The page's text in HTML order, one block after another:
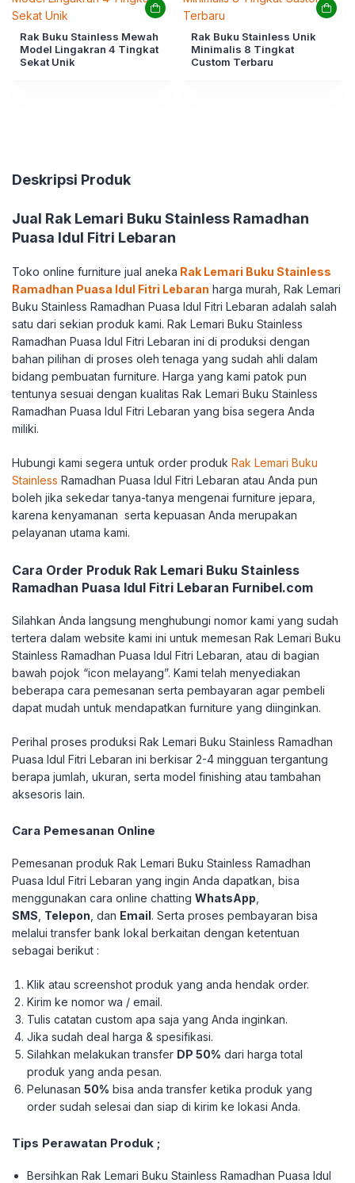
Rak Buku Stainless Mewah
Model Lingakran 4 Tingkat
Sekat Unik
Rak Buku Stainless Unik
Minimalis 8 Tingkat
Custom Terbaru
Deskripsi Produk
Jual Rak Lemari Buku Stainless Ramadhan
Puasa Idul Fitri Lebaran
Toko online furniture jual aneka Rak Lemari Buku Stainless
Ramadhan Puasa Idul Fitri Lebaran harga murah, Rak Lemari
Buku Stainless Ramadhan Puasa Idul Fitri Lebaran adalah salah
satu dari sekian produk kami. Rak Lemari Buku Stainless
Ramadhan Puasa Idul Fitri Lebaran ini di produksi dengan
bahan pilihan di proses oleh tenaga yang sudah ahli dalam
bidang pembuatan furniture. Harga yang kami patok pun
tentunya sesuai dengan kualitas Rak Lemari Buku Stainless
Ramadhan Puasa Idul Fitri Lebaran yang bisa segera Anda
miliki.
Hubungi kami segera untuk order produk Rak Lemari Buku
Stainless Ramadhan Puasa Idul Fitri Lebaran atau Anda pun
boleh jika sekedar tanya-tanya mengenai furniture jepara,
karena kenyamanan serta kepuasan Anda merupakan
pelayanan utama kami.
Cara Order Produk Rak Lemari Buku Stainless
Ramadhan Puasa Idul Fitri Lebaran Furnibel.com
Silahkan Anda langsung menghubungi nomor kami yang sudah
tertera dalam website kami ini untuk memesan Rak Lemari Buku
Stainless Ramadhan Puasa Idul Fitri Lebaran, atau di bagian
bawah pojok “icon melayang”. Kami telah menyediakan
beberapa cara pemesanan serta pembayaran agar pembeli
dapat mudah untuk mendapatkan furniture yang diinginkan.
Perihal proses produksi Rak Lemari Buku Stainless Ramadhan
Puasa Idul Fitri Lebaran ini berkisar 2-4 mingguan tergantung
berapa jumlah, ukuran, serta model finishing atau tambahan
aksesoris lain.
Cara Pemesanan Online
Pemesanan produk Rak Lemari Buku Stainless Ramadhan
Puasa Idul Fitri Lebaran yang ingin Anda dapatkan, bisa
menggunakan cara online chatting WhatsApp
SMS Telepon , dan Email. Serta proses pembayaran bisa
melalui transfer bank lokal berkaitan dengan ketentuan
sebagai berikut :
Klik atau screenshot produk yang anda hendak order.
Kirim ke nomor wa / email.
Tulis catatan custom apa saja yang Anda inginkan.
Jika sudah deal harga & spesifikasi.
Silahkan melakukan transfer DP 50% dari harga total
produk yang anda pesan.
Pelunasan50% bisa anda transfer ketika produk yang
order sudah selesai dan siap di kirim ke lokasi Anda.
Tips Perawatan Produk ;
Bersihkan Rak Lemari Buku Stainless Ramadhan Puasa Idul